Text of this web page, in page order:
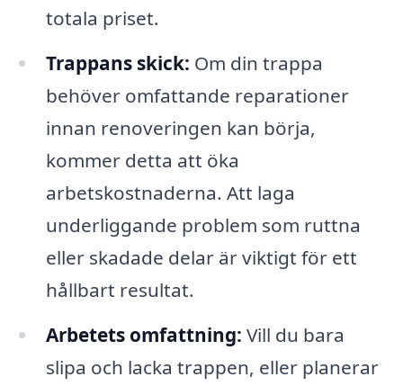
totala priset.
Trappans skick: Om din trappa
behöver omfattande reparationer
innan renoveringen kan börja,
kommer detta att öka
arbetskostnaderna. Att laga
underliggande problem som ruttna
eller skadade delar är viktigt för ett
hållbart resultat.
Arbetets omfattning: Vill du bara
slipa och lacka trappen, eller planerar